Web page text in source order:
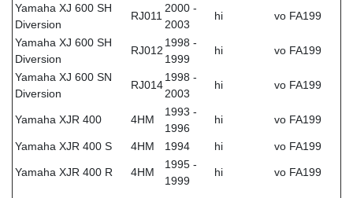
Yamaha XJ 600 SH
Diversion
RJ011
2000 -
2003
hi vo FA199
Yamaha XJ 600 SH
Diversion
RJ012
1998 -
1999
hi vo FA199
Yamaha XJ 600 SN
Diversion
RJ014
1998 -
2003
hi vo FA199
Yamaha XJR 400 4HM
1993 -
1996
hi vo FA199
Yamaha XJR 400 S 4HM 1994 hi vo FA199
Yamaha XJR 400 R 4HM
1995 -
1999
hi vo FA199